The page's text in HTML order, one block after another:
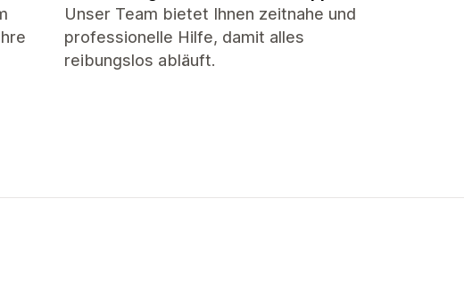
Unser Team bietet Ihnen zeitnahe und
professionelle Hilfe, damit alles
reibungslos abläuft.